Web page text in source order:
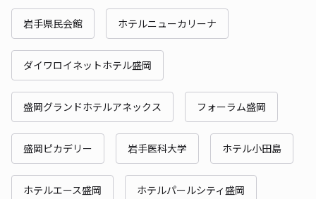
岩手県民会館 ホテルニューカリーナ
ダイワロイネットホテル盛岡
盛岡グランドホテルアネックス フォーラム盛岡
盛岡ピカデリー 岩手医科大学 ホテル小田島
ホテルエース盛岡 ホテルパールシティ盛岡